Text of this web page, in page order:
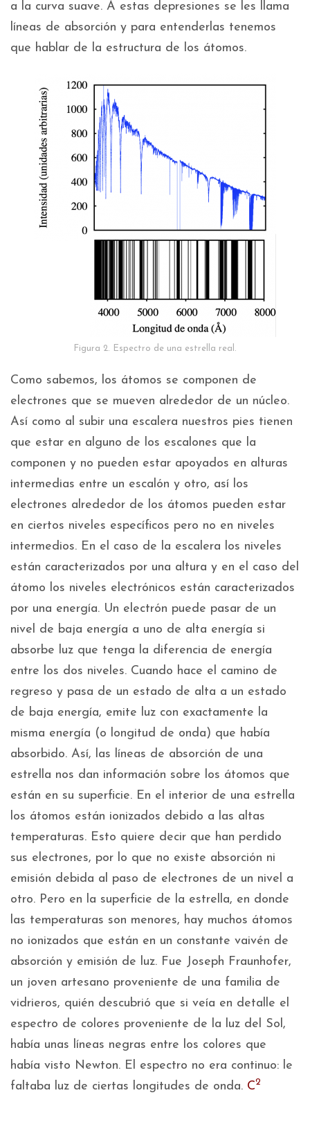
a la curva suave. A estas depresiones se les llama
líneas de absorción y para entenderlas tenemos
que hablar de la estructura de los átomos.
Figura 2. Espectro de una estrella real.
Como sabemos, los átomos se componen de
electrones que se mueven alrededor de un núcleo.
Así como al subir una escalera nuestros pies tienen
que estar en alguno de los escalones que la
componen y no pueden estar apoyados en alturas
intermedias entre un escalón y otro, así los
electrones alrededor de los átomos pueden estar
en ciertos niveles específicos pero no en niveles
intermedios. En el caso de la escalera los niveles
están caracterizados por una altura y en el caso del
átomo los niveles electrónicos están caracterizados
por una energía. Un electrón puede pasar de un
nivel de baja energía a uno de alta energía si
absorbe luz que tenga la diferencia de energía
entre los dos niveles. Cuando hace el camino de
regreso y pasa de un estado de alta a un estado
de baja energía, emite luz con exactamente la
misma energía (o longitud de onda) que había
absorbido. Así, las líneas de absorción de una
estrella nos dan información sobre los átomos que
están en su superficie. En el interior de una estrella
los átomos están ionizados debido a las altas
temperaturas. Esto quiere decir que han perdido
sus electrones, por lo que no existe absorción ni
emisión debida al paso de electrones de un nivel a
otro. Pero en la superficie de la estrella, en donde
las temperaturas son menores, hay muchos átomos
no ionizados que están en un constante vaivén de
absorción y emisión de luz. Fue Joseph Fraunhofer,
un joven artesano proveniente de una familia de
vidrieros, quién descubrió que si veía en detalle el
espectro de colores proveniente de la luz del Sol,
había unas líneas negras entre los colores que
había visto Newton. El espectro no era continuo: le
faltaba luz de ciertas longitudes de onda. C2